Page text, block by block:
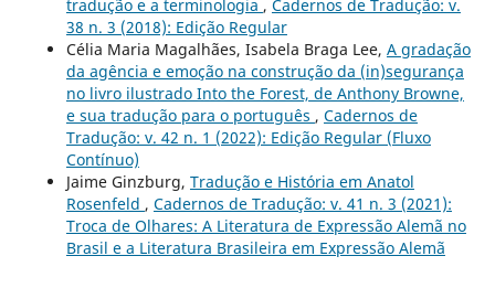
tradução e a terminologia , Cadernos de Tradução: v.
38 n. 3 (2018): Edição Regular
Célia Maria Magalhães, Isabela Braga Lee, A gradação
da agência e emoção na construção da (in)segurança
no livro ilustrado Into the Forest, de Anthony Browne,
e sua tradução para o português , Cadernos de
Tradução: v. 42 n. 1 (2022): Edição Regular (Fluxo
Contínuo)
Jaime Ginzburg, Tradução e História em Anatol
Rosenfeld , Cadernos de Tradução: v. 41 n. 3 (2021):
Troca de Olhares: A Literatura de Expressão Alemã no
Brasil e a Literatura Brasileira em Expressão Alemã